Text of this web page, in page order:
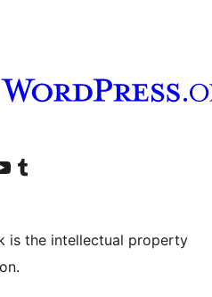
konto
YouTube-kanal
Besök vårt Tumblr-konto
is the intellectual property